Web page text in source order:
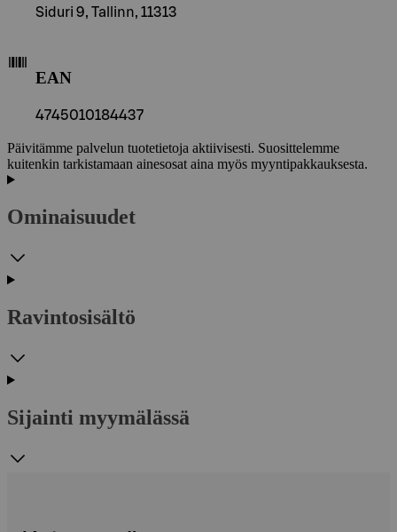
Siduri 9, Tallinn, 11313
EAN
4745010184437
Päivitämme palvelun tuotetietoja aktiivisesti. Suosittelemme
kuitenkin tarkistamaan ainesosat aina myös myyntipakkauksesta.
Ominaisuudet
Ravintosisältö
Sijainti myymälässä